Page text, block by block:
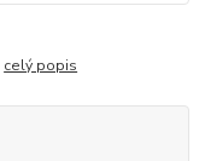
celý popis